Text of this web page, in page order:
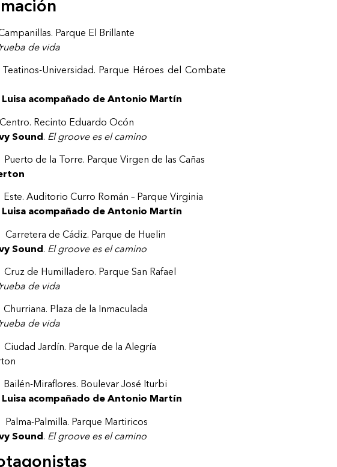
Parque El Brillante
de vida
Universidad. Parque Héroes del Combate
acompañado de Antonio Martín
Recinto Eduardo Ocón
Sound. El groove es el camino
de la Torre. Parque Virgen de las Cañas
Auditorio Curro Román – Parque Virginia
acompañado de Antonio Martín
de Cádiz. Parque de Huelin
Sound. El groove es el camino
Cruz de Humilladero. Parque San Rafael
de vida
Plaza de la Inmaculada
de vida
Ciudad Jardín. Parque de la Alegría
Bailén-Miraflores. Boulevar José Iturbi
acompañado de Antonio Martín
Palmilla. Parque Martiricos
Sound. El groove es el camino